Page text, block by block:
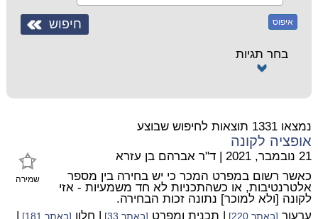
איפוס
בחר תגיות
נמצאו 1331 תוצאות לחיפוש שבוצע
אופציה לקונה
שמירה
21 נובמבר, 2021 | ד"ר אברהם בן עזרא
כאשר רשום במפרט המכר כי יש בחירה בין מספר
אלטרנטיבות, או כשהתכניות לא חד משמעיות - אזי
לקונה [ולא למוכר] נתונה זכות הבחירה.
ערעור [באתר 220] | תכנית ומפרט [באתר 33] | חלון [באתר 181]
|